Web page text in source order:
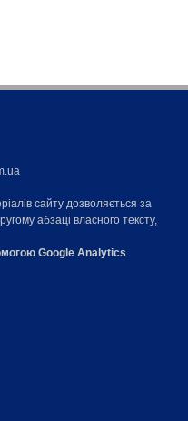
сайту дозволяється за
абзаці власного тексту,
Google Analytics